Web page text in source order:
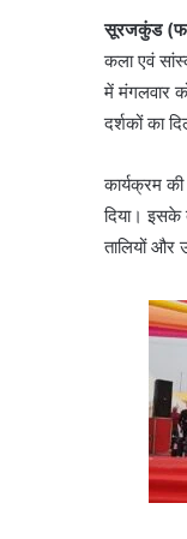
सूरजकुंड
कला एवं
में मंगलवार
दर्शकों का
कार्यक्रम
दिया। इसके
तालियों और